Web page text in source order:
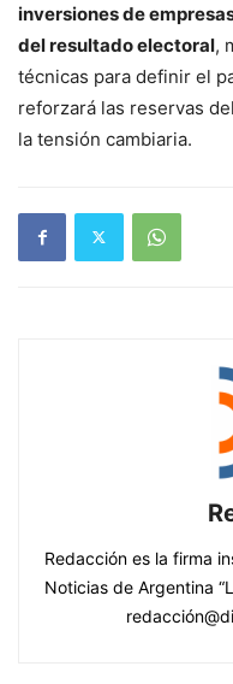
inversiones de
del resultado electoral,
técnicas para definir el
reforzará las reservas del
la tensión cambiaria.
Redacción es la firma
Noticias de Argentina